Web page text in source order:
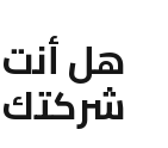
هل أنت
شركتك